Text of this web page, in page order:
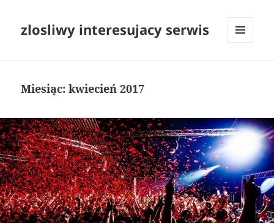
zlosliwy interesujacy serwis
Miesiąc:kwiecień 2017